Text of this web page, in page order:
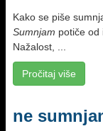
Kako se piše
Sumnjam potiče od
Nažalost, ...
Pročitaj više
ne